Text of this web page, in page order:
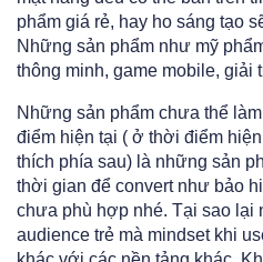
phẩm giá rẻ, hay ho sáng tạo
Những sản phẩm như mỹ
thông minh, game mobile, giải
Những sản phẩm chưa thể
điểm hiện tại ( ở thời điểm
thích phía sau) là những sản
thời gian để convert như bảo
chưa phù hợp nhé. Tại sao lại
audience trẻ mà mindset khi